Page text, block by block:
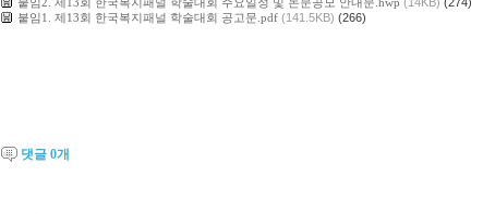
붙임1. 제13회 한국복지패널 학술대회 공고문.pdf (141.5KB) (266)
댓글 0개